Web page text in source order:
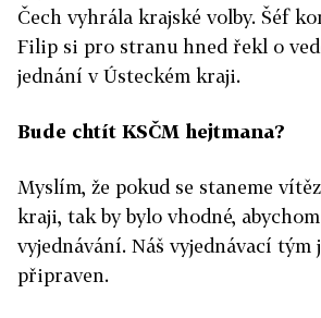
Čech vyhrála krajské volby. Šéf
Filip si pro stranu hned řekl o
jednání v Ústeckém kraji.
Bude chtít KSČM hejtmana?
Myslím, že pokud se staneme
kraji, tak by bylo vhodné,
vyjednávání. Náš vyjednávací tým
připraven.